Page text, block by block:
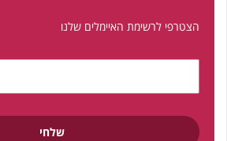
הצטרפי לרשימת האיימלים שלנו